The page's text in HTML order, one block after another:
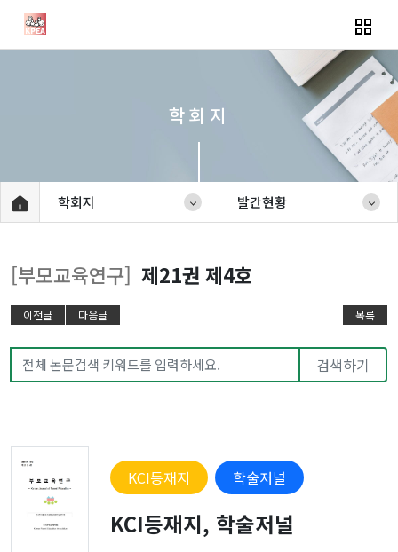
학회지
학회지 발간현황
[부모교육연구] 제21권 제4호
이전글 다음글 목록
검색하기
KCI등재지 학술저널
KCI등재지, 학술저널